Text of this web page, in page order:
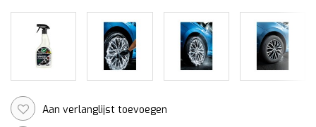
Aan verlanglijst toevoegen